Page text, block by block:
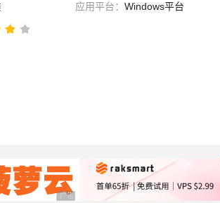
应用平台： Windows平台
广告 商业广告，理性选择